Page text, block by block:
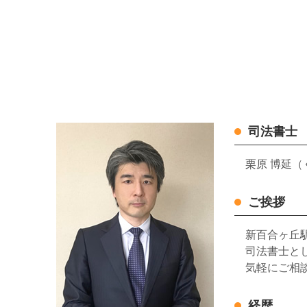
司法書士
栗原 博延（
ご挨拶
新百合ヶ丘
司法書士と
気軽にご相